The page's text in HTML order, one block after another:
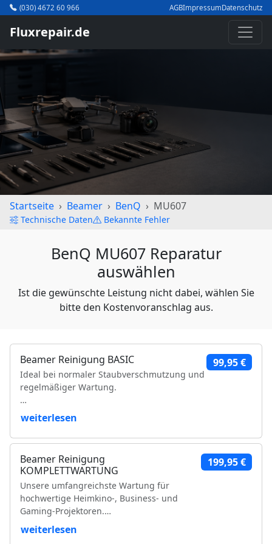
(030) 4672 60 966 AGBImpressumDatenschutz
Fluxrepair.de
Startseite Beamer BenQ MU607
Technische Daten Bekannte Fehler
BenQ MU607 Reparatur
auswählen
Ist die gewünschte Leistung nicht dabei, wählen Sie
bitte den Kostenvoranschlag aus.
Beamer Reinigung BASIC
Ideal bei normaler Staubverschmutzung und
regelmäßiger Wartung.
Leistungsumfang:
Reinigung der Luftfilter und Gehäuseteile
Reinigung der Kühlkörper
Objektivreinigung
Entfernung loser Staubablagerungen im
Geräteinneren
Prüfung der Bildqualität
Funktionsprüfung
weiterlesen
99,95 €
Beamer Reinigung
KOMPLETTWARTUNG
Unsere umfangreichste Wartung für
hochwertige Heimkino-, Business- und
Gaming-Projektoren.
Leistungsumfang:
weiterlesen
199,95 €